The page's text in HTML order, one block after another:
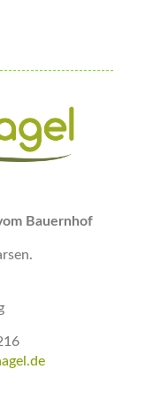
Bauernhof